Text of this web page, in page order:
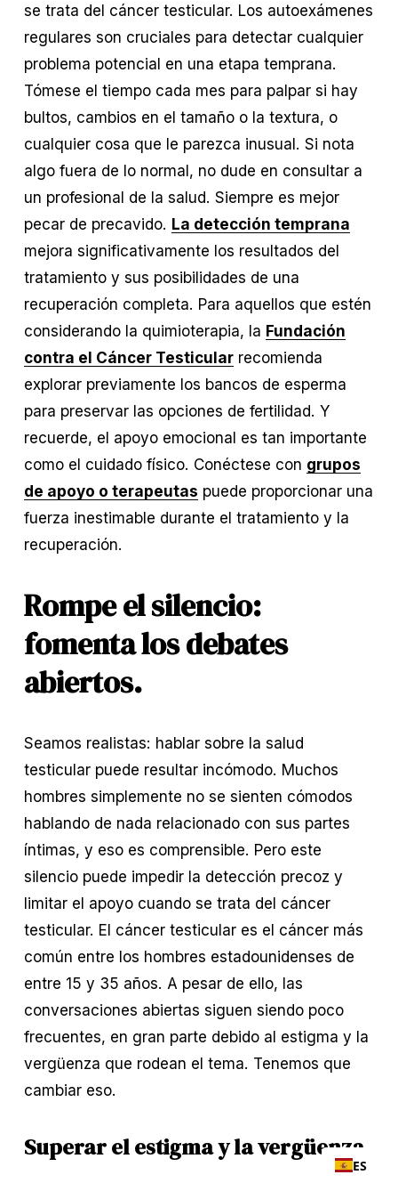
se trata del cáncer testicular. Los autoexámenes
regulares son cruciales para detectar cualquier
problema potencial en una etapa temprana.
Tómese el tiempo cada mes para palpar si hay
bultos, cambios en el tamaño o la textura, o
cualquier cosa que le parezca inusual. Si nota
algo fuera de lo normal, no dude en consultar a
un profesional de la salud. Siempre es mejor
pecar de precavido. La detección temprana
mejora significativamente los resultados del
tratamiento y sus posibilidades de una
recuperación completa. Para aquellos que estén
considerando la quimioterapia, la Fundación
contra el Cáncer Testicular recomienda
explorar previamente los bancos de esperma
para preservar las opciones de fertilidad. Y
recuerde, el apoyo emocional es tan importante
como el cuidado físico. Conéctese con grupos
de apoyo o terapeutas puede proporcionar una
fuerza inestimable durante el tratamiento y la
recuperación.
Rompe el silencio:
fomenta los debates
abiertos.
Seamos realistas: hablar sobre la salud
testicular puede resultar incómodo. Muchos
hombres simplemente no se sienten cómodos
hablando de nada relacionado con sus partes
íntimas, y eso es comprensible. Pero este
silencio puede impedir la detección precoz y
limitar el apoyo cuando se trata del cáncer
testicular. El cáncer testicular es el cáncer más
común entre los hombres estadounidenses de
entre 15 y 35 años. A pesar de ello, las
conversaciones abiertas siguen siendo poco
frecuentes, en gran parte debido al estigma y la
vergüenza que rodean el tema. Tenemos que
cambiar eso.
Superar el estigma y la vergüenza
ES